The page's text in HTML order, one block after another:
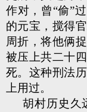
作对，曾“偷”
的元宝，搅得
周折，将他俩
被压上共二十
死。这种刑法
上用过。
胡村历史久